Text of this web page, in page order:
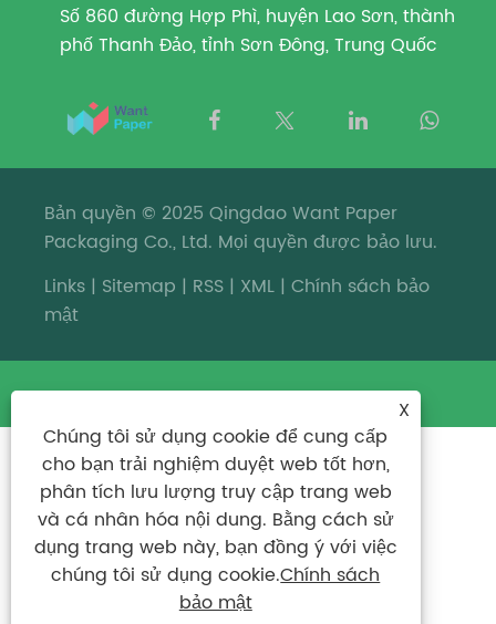
Số 860 đường Hợp Phì, huyện Lao Sơn, thành
phố Thanh Đảo, tỉnh Sơn Đông, Trung Quốc
Bản quyền © 2025 Qingdao Want Paper
Packaging Co., Ltd. Mọi quyền được bảo lưu.
Links | Sitemap | RSS | XML | Chính sách bảo
mật
X
Chúng tôi sử dụng cookie để cung cấp
cho bạn trải nghiệm duyệt web tốt hơn,
phân tích lưu lượng truy cập trang web
và cá nhân hóa nội dung. Bằng cách sử
dụng trang web này, bạn đồng ý với việc
chúng tôi sử dụng cookie.Chính sách
bảo mật